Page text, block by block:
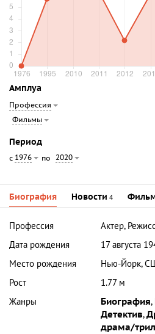
Амплуа
Профессия
Фильмы
Период
с 1976 по 2020
Биография Новости 4
Профессия
Актер,
Дата рождения
17 августа
Место рождения
Нью-Йорк,
Рост
1.77 м
Жанры
Биография,
Детектив,
драма/